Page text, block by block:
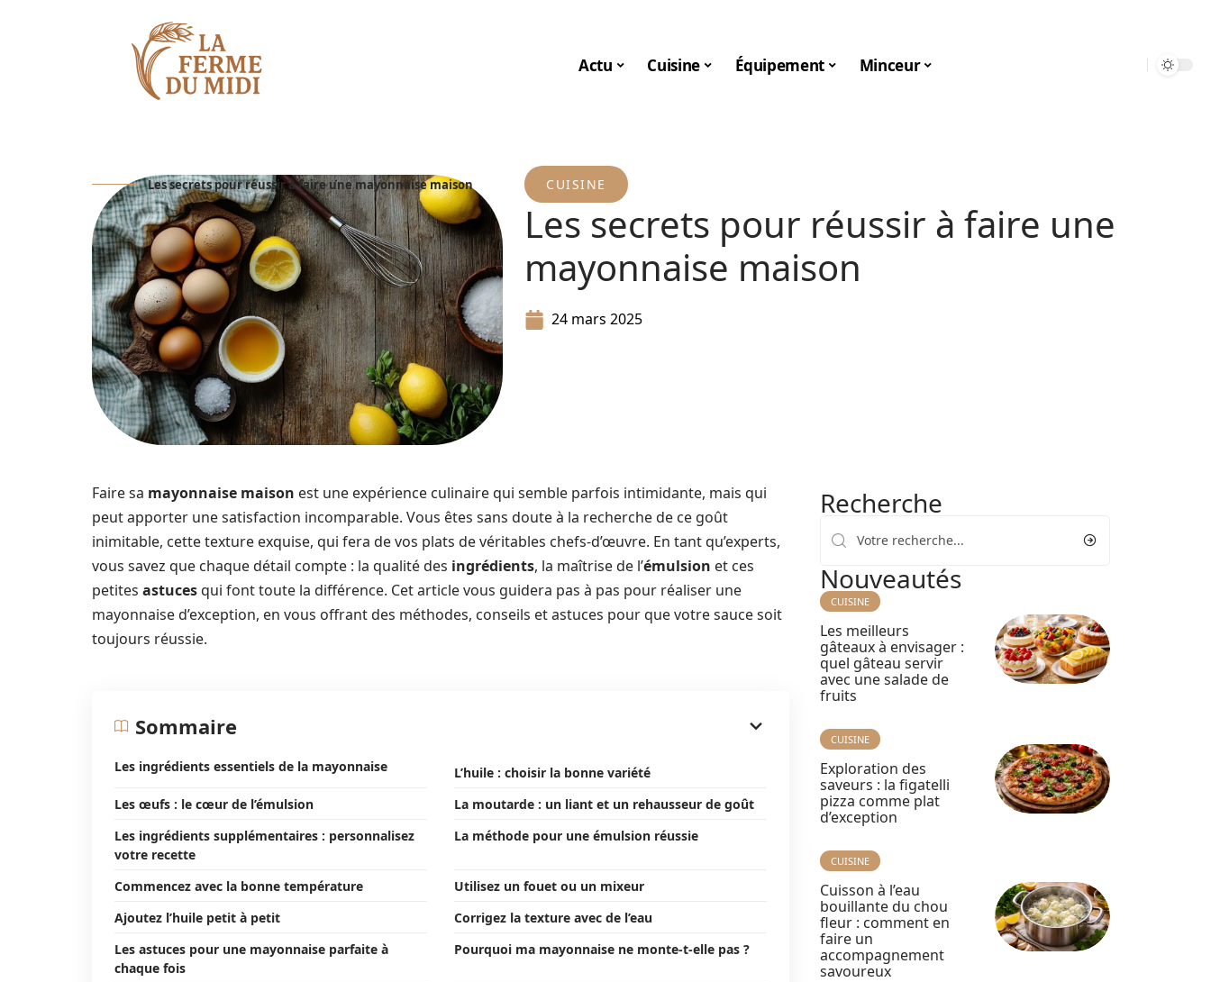
Actu Cuisine Équipement Minceur
Les secrets pour réussir à faire une mayonnaise maison CUISINE
Les secrets pour réussir à faire une
mayonnaise maison
24 mars 2025
Faire sa mayonnaise maison est une expérience culinaire qui semble parfois intimidante, mais qui
peut apporter une satisfaction incomparable. Vous êtes sans doute à la recherche de ce goût
inimitable, cette texture exquise, qui fera de vos plats de véritables chefs-d’œuvre. En tant qu’experts,
vous savez que chaque détail compte : la qualité des ingrédients, la maîtrise de l’émulsion et ces
petites astucesqui font toute la différence. Cet article vous guidera pas à pas pour réaliser une
mayonnaise d’exception, en vous offrant des méthodes, conseils et astuces pour que votre sauce soit
toujours réussie.
Sommaire
Les ingrédients essentiels de la mayonnaise
L’huile : choisir la bonne variété
Les œufs : le cœur de l’émulsion
La moutarde : un liant et un rehausseur de goût
Les ingrédients supplémentaires : personnalisez
votre recette
La méthode pour une émulsion réussie
Commencez avec la bonne température
Utilisez un fouet ou un mixeur
Ajoutez l’huile petit à petit
Corrigez la texture avec de l’eau
Les astuces pour une mayonnaise parfaite à
chaque fois
Pourquoi ma mayonnaise ne monte-t-elle pas ?
Recherche
Nouveautés
CUISINE
Les meilleurs
gâteaux à envisager :
quel gâteau servir
avec une salade de
fruits
CUISINE
Exploration des
saveurs : la figatelli
pizza comme plat
d’exception
CUISINE
Cuisson à l’eau
bouillante du chou
fleur : comment en
faire un
accompagnement
savoureux